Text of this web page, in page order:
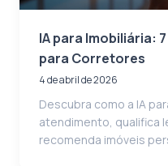
IA para Imobiliária:
para Corretores
4 de abril de 2026
Descubra como a IA
atendimento, qualifica
recomenda imóveis